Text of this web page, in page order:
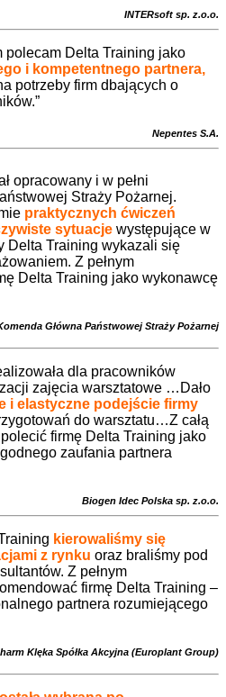
INTERsoft sp. z.o.o.
polecam Delta Training jako
i kompetentnego partnera,
potrzeby firm dbających o
Nepentes S.A.
opracowany i w pełni
Straży Pożarnej.
praktycznych ćwiczeń
sytuacje występujące w
Delta Training wykazali się
Z pełnym
Delta Training jako wykonawcę
Główna Państwowej Straży Pożarnej
dla pracowników
zajęcia warsztatowe …Dało
i elastyczne podejście firmy
do warsztatu…Z całą
firmę Delta Training jako
zaufania partnera
Biogen Idec Polska sp. z.o.o.
kierowaliśmy się
z rynku oraz braliśmy pod
Z pełnym
firmę Delta Training –
partnera rozumiejącego
Klęka Spółka Akcyjna (Europlant Group)